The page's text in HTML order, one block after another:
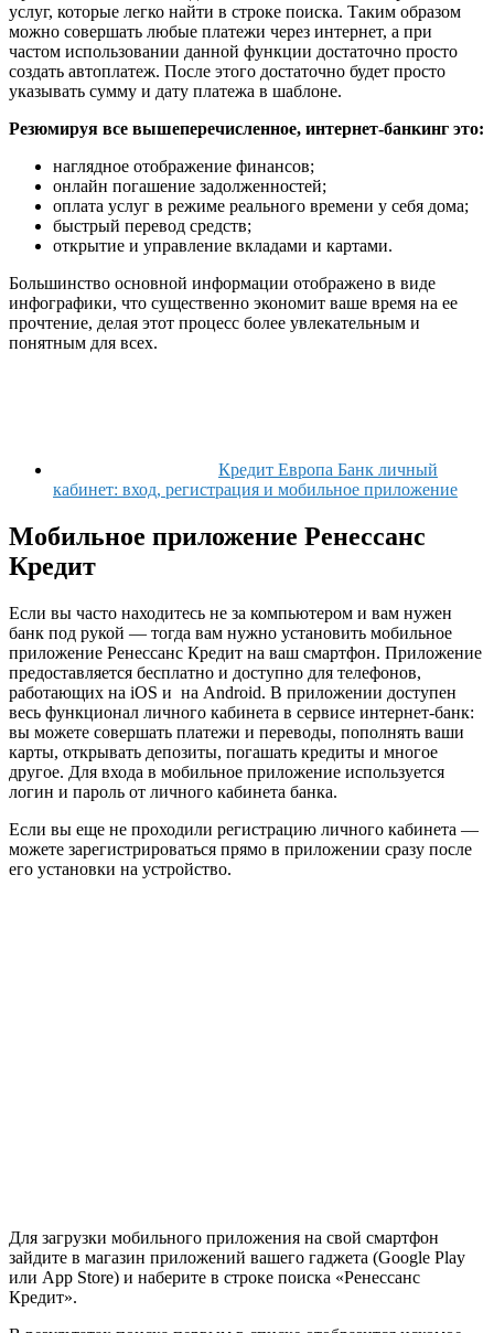
услуг, которые легко найти в строке поиска. Таким образом
можно совершать любые платежи через интернет, а при
частом использовании данной функции достаточно просто
создать автоплатеж. После этого достаточно будет просто
указывать сумму и дату платежа в шаблоне.
Резюмируя все вышеперечисленное, интернет-банкинг это:
наглядное отображение финансов;
онлайн погашение задолженностей;
оплата услуг в режиме реального времени у себя дома;
быстрый перевод средств;
открытие и управление вкладами и картами.
Большинство основной информации отображено в виде
инфографики, что существенно экономит ваше время на ее
прочтение, делая этот процесс более увлекательным и
понятным для всех.
Кредит Европа Банк личный
кабинет: вход, регистрация и мобильное приложение
Мобильное приложение Ренессанс
Кредит
Если вы часто находитесь не за компьютером и вам нужен
банк под рукой — тогда вам нужно установить мобильное
приложение Ренессанс Кредит на ваш смартфон. Приложение
предоставляется бесплатно и доступно для телефонов,
работающих на iOS и на Android. В приложении доступен
весь функционал личного кабинета в сервисе интернет-банк:
вы можете совершать платежи и переводы, пополнять ваши
карты, открывать депозиты, погашать кредиты и многое
другое. Для входа в мобильное приложение используется
логин и пароль от личного кабинета банка.
Если вы еще не проходили регистрацию личного кабинета —
можете зарегистрироваться прямо в приложении сразу после
его установки на устройство.
Для загрузки мобильного приложения на свой смартфон
зайдите в магазин приложений вашего гаджета (Google Play
или App Store) и наберите в строке поиска «Ренессанс
Кредит».